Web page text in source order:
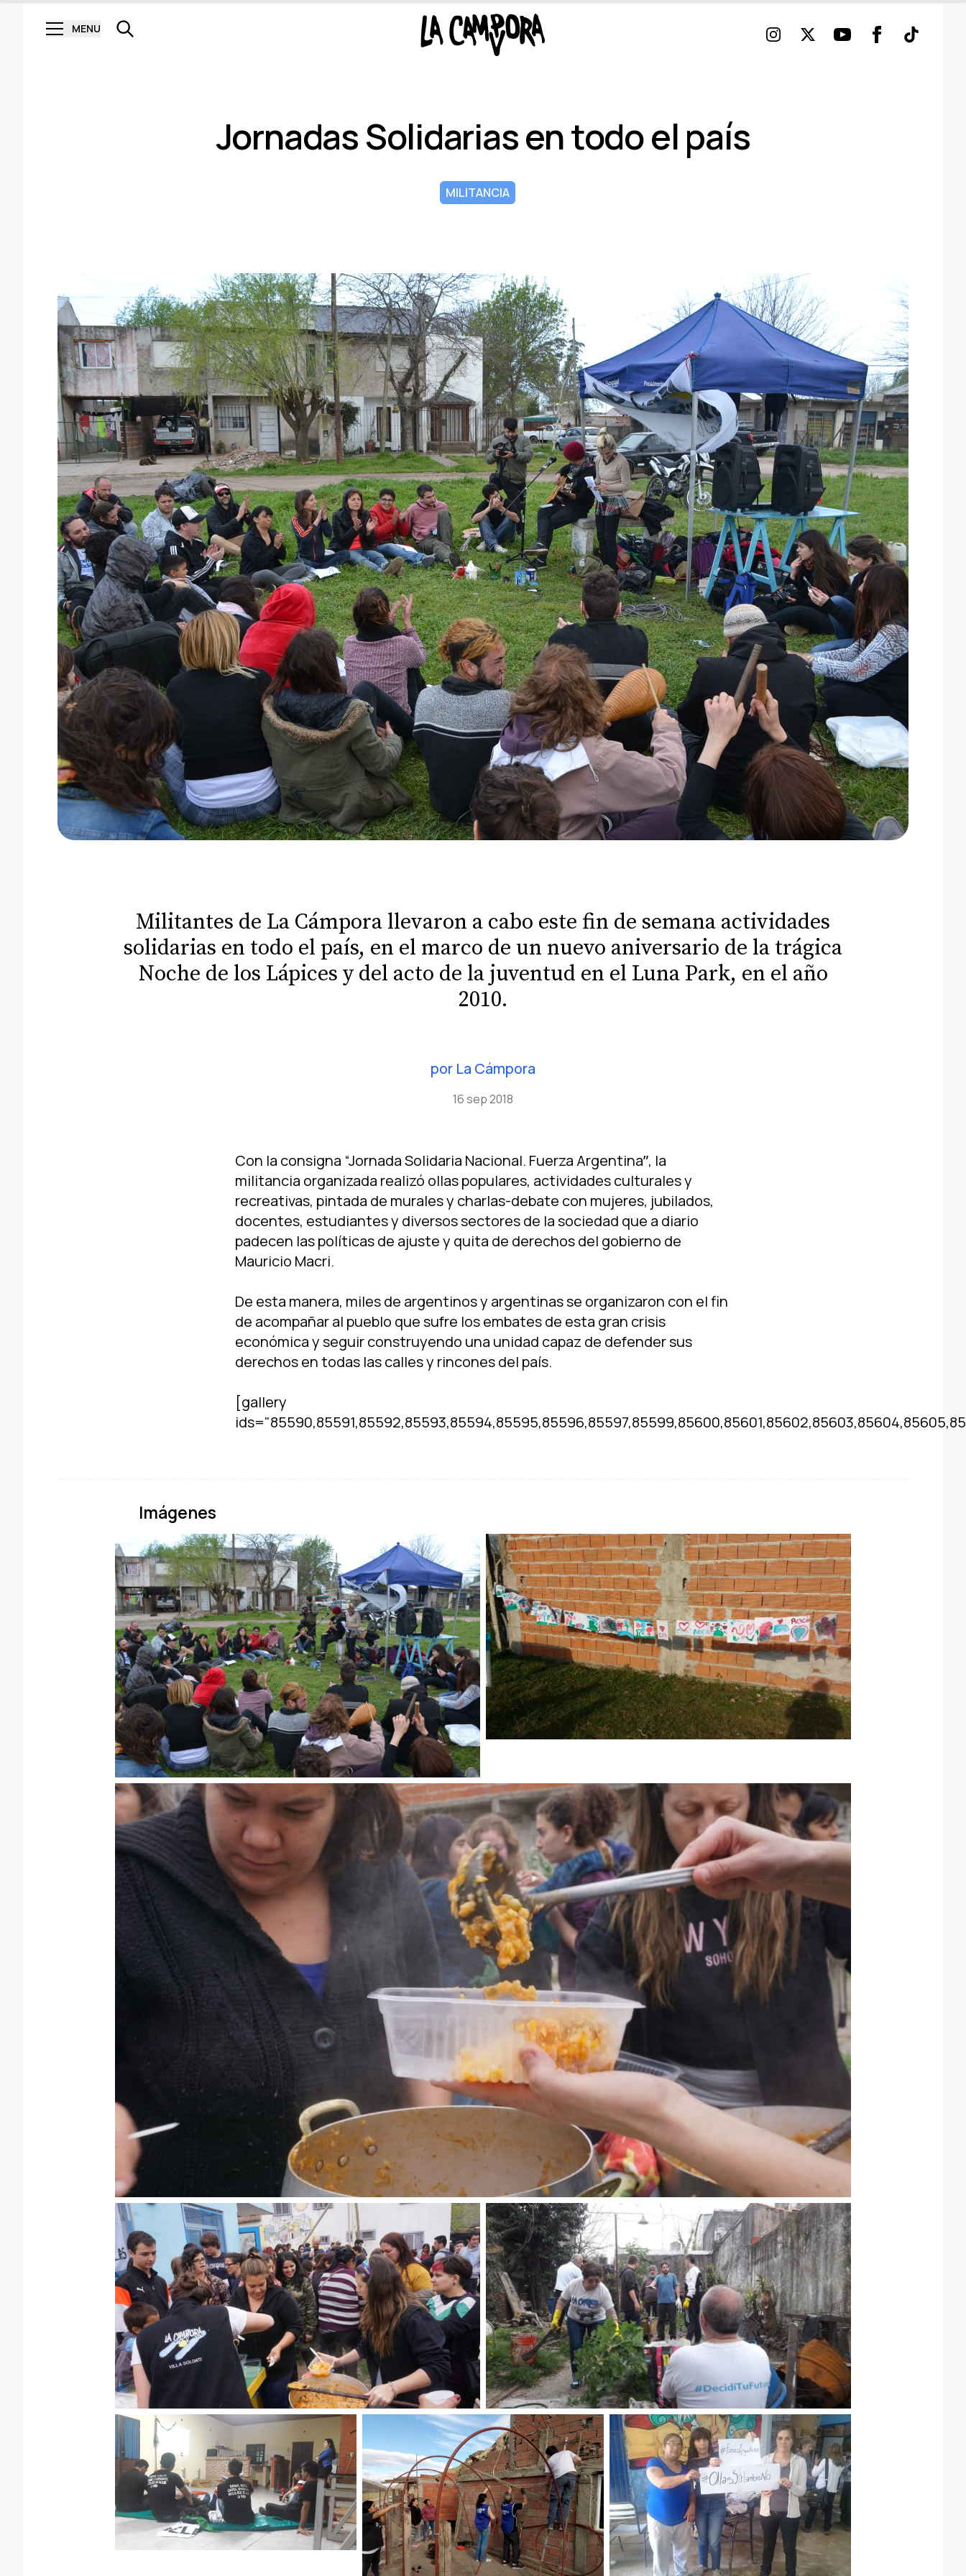
MENU InstagramTwitterYoutubeFacebook
TikTok
Jornadas Solidarias en todo el paí­s
MILITANCIA
Militantes de La Cámpora llevaron a cabo este fin de semana actividades
solidarias en todo el paí­s, en el marco de un nuevo aniversario de la trágica
Noche de los Lápices y del acto de la juventud en el Luna Park, en el año
2010.
por La Cámpora
16 sep 2018
Con la consigna “Jornada Solidaria Nacional. Fuerza Argentinaˮ, la
militancia organizada realizó ollas populares, actividades culturales y
recreativas, pintada de murales y charlas-debate con mujeres, jubilados,
docentes, estudiantes y diversos sectores de la sociedad que a diario
padecen las polí­ticas de ajuste y quita de derechos del gobierno de
Mauricio Macri.
De esta manera, miles de argentinos y argentinas se organizaron con el fin
de acompañar al pueblo que sufre los embates de esta gran crisis
económica y seguir construyendo una unidad capaz de defender sus
derechos en todas las calles y rincones del paí­s.
[gallery
Imágenes